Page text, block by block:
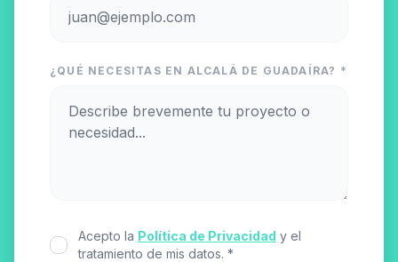
¿QUÉ NECESITAS EN ALCALÁ DE GUADAÍRA? *
Acepto la Política de Privacidad y el
tratamiento de mis datos. *